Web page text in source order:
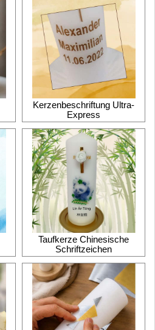
Kerzenbeschriftung Ultra-
Express
Taufkerze Chinesische
Schriftzeichen